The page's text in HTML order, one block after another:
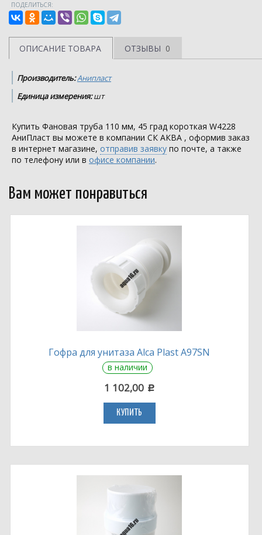
ПОДЕЛИТЬСЯ:
ОПИСАНИЕ ТОВАРА ОТЗЫВЫ 0
Производитель:Анипласт
Единица измерения:шт
Купить Фановая труба 110 мм, 45 град короткая W4228
АниПласт вы можете в компании СК АКВА , оформив заказ
в интернет магазине, отправив заявку по почте, а также
по телефону или в офисе компании.
Вам может понравиться
Гофра для унитаза Alca Plast A97SN
в наличии
1 102,00 c
КУПИТЬ